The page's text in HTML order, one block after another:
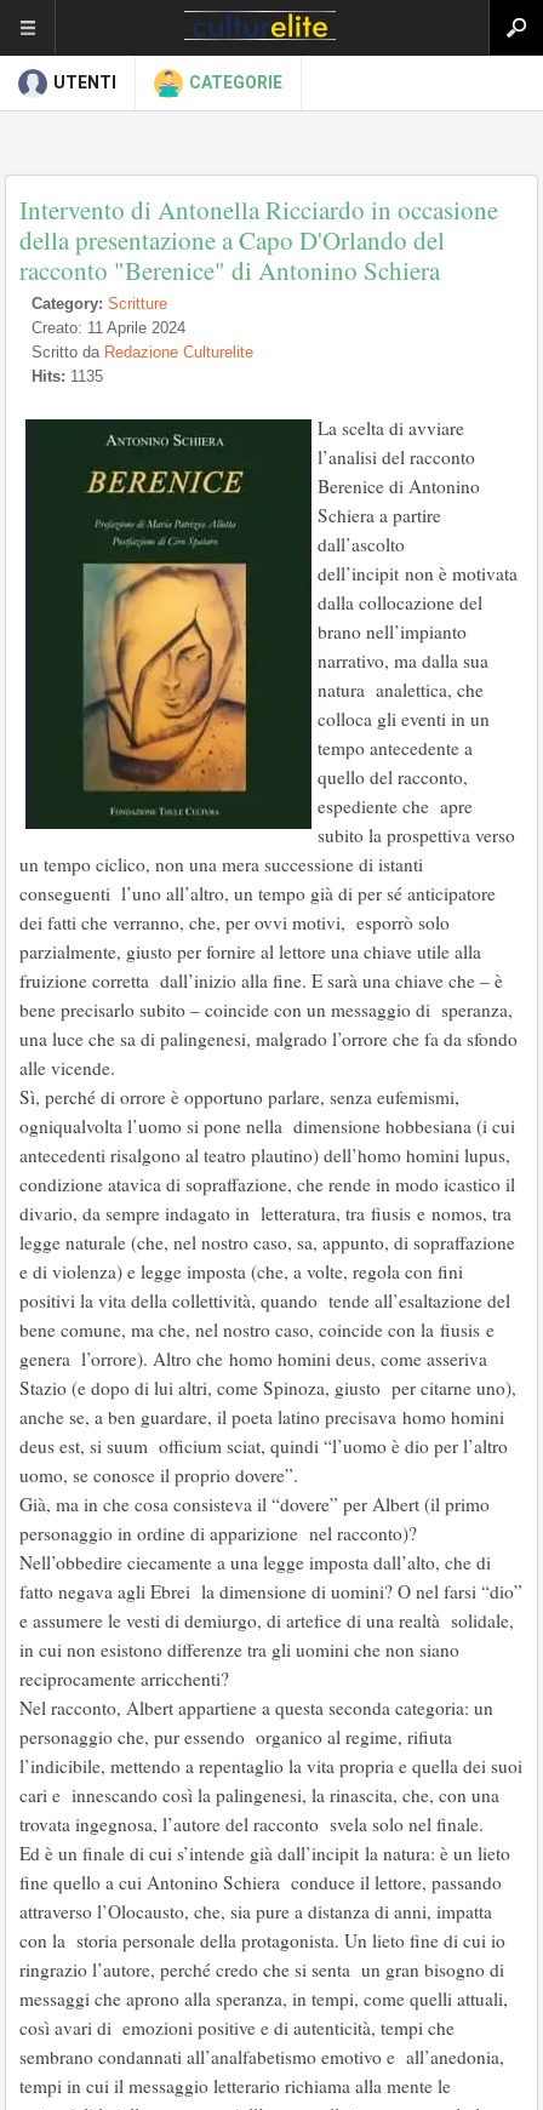
UTENTI CATEGORIE
Intervento di Antonella Ricciardo in occasione
della presentazione a Capo D'Orlando del
racconto "Berenice" di Antonino Schiera
Category: Scritture
Creato: 11 Aprile 2024
Scritto da Redazione Culturelite
Hits: 1135
La scelta di avviare
l’analisi del racconto
Berenice di Antonino
Schiera a partire
dall’ascolto
dell’incipit non è motivata
dalla collocazione del
brano nell’impianto
narrativo, ma dalla sua
natura analettica, che
colloca gli eventi in un
tempo antecedente a
quello del racconto,
espediente che apre
subito la prospettiva verso
un tempo ciclico, non una mera successione di istanti
conseguenti l’uno all’altro, un tempo già di per sé anticipatore
dei fatti che verranno, che, per ovvi motivi, esporrò solo
parzialmente, giusto per fornire al lettore una chiave utile alla
fruizione corretta dall’inizio alla fine. E sarà una chiave che – è
bene precisarlo subito – coincide con un messaggio di speranza,
una luce che sa di palingenesi, malgrado l’orrore che fa da sfondo
alle vicende.
Sì, perché di orrore è opportuno parlare, senza eufemismi,
ogniqualvolta l’uomo si pone nella dimensione hobbesiana (i cui
antecedenti risalgono al teatro plautino) dell’homo homini lupus,
condizione atavica di sopraffazione, che rende in modo icastico il
divario, da sempre indagato in letteratura, tra fiusis e nomos, tra
legge naturale (che, nel nostro caso, sa, appunto, di sopraffazione
e di violenza) e legge imposta (che, a volte, regola con fini
positivi la vita della collettività, quando tende all’esaltazione del
bene comune, ma che, nel nostro caso, coincide con la fiusis e
genera l’orrore). Altro che homo homini deus, come asseriva
Stazio (e dopo di lui altri, come Spinoza, giusto per citarne uno),
anche se, a ben guardare, il poeta latino precisava homo homini
deus est, si suum officium sciat, quindi “l’uomo è dio per l’altro
uomo, se conosce il proprio dovere”.
Già, ma in che cosa consisteva il “dovere” per Albert (il primo
personaggio in ordine di apparizione nel racconto)?
Nell’obbedire ciecamente a una legge imposta dall’alto, che di
fatto negava agli Ebrei la dimensione di uomini? O nel farsi “dio”
e assumere le vesti di demiurgo, di artefice di una realtà solidale,
in cui non esistono differenze tra gli uomini che non siano
reciprocamente arricchenti?
Nel racconto, Albert appartiene a questa seconda categoria: un
personaggio che, pur essendo organico al regime, rifiuta
l’indicibile, mettendo a repentaglio la vita propria e quella dei suoi
cari e innescando così la palingenesi, la rinascita, che, con una
trovata ingegnosa, l’autore del racconto svela solo nel finale.
Ed è un finale di cui s’intende già dall’incipit la natura: è un lieto
fine quello a cui Antonino Schiera conduce il lettore, passando
attraverso l’Olocausto, che, sia pure a distanza di anni, impatta
con la storia personale della protagonista. Un lieto fine di cui io
ringrazio l’autore, perché credo che si senta un gran bisogno di
messaggi che aprono alla speranza, in tempi, come quelli attuali,
così avari di emozioni positive e di autenticità, tempi che
sembrano condannati all’analfabetismo emotivo e all’anedonia,
tempi in cui il messaggio letterario richiama alla mente le